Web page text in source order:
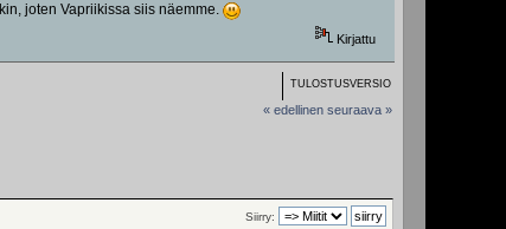
joten Vapriikissa siis näemme.
Kirjattu
TULOSTUSVERSIO
« edellinen seuraava »
Siirry: